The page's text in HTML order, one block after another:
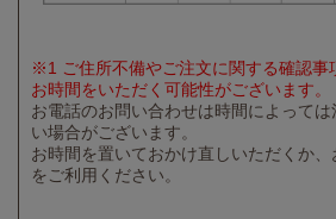
※1 ご住所不備やご注文に関する確認事
お時間をいただく可能性がございます。
お電話のお問い合わせは時間によって
い場合がございます。
お時間を置いておかけ直しいただくか
をご利用ください。